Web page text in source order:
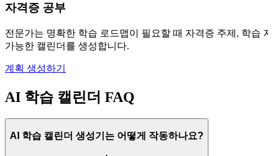
자격증 공부
전문가는 명확한 학습 로드맵이 필요할 때 자격증 주제, 학습
가능한 캘린더를 생성합니다.
계획 생성하기
AI 학습 캘린더 FAQ
AI 학습 캘린더 생성기는 어떻게 작동하나요?